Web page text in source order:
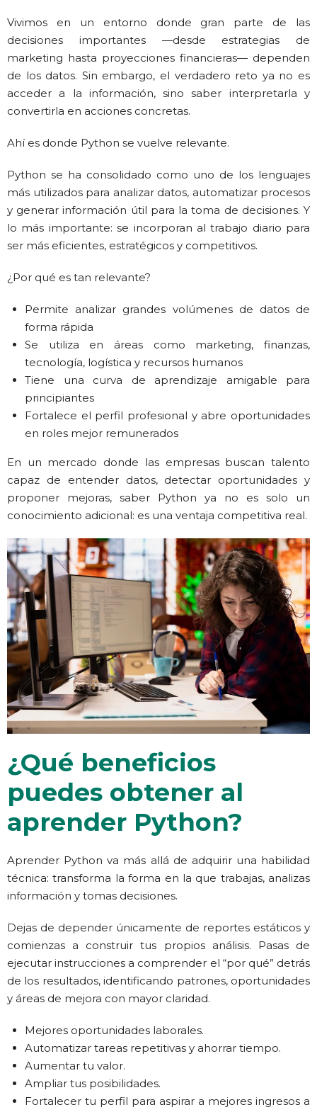
Vivimos en un entorno donde gran parte de las
decisiones importantes —desde estrategias de
marketing hasta proyecciones financieras— dependen
de los datos. Sin embargo, el verdadero reto ya no es
acceder a la información, sino saber interpretarla y
convertirla en acciones concretas.
Ahí es donde Python se vuelve relevante.
Python se ha consolidado como uno de los lenguajes
más utilizados para analizar datos, automatizar procesos
y generar información útil para la toma de decisiones. Y
lo más importante: se incorporan al trabajo diario para
ser más eficientes, estratégicos y competitivos.
¿Por qué es tan relevante?
Permite analizar grandes volúmenes de datos de
forma rápida
Se utiliza en áreas como marketing, finanzas,
tecnología, logística y recursos humanos
Tiene una curva de aprendizaje amigable para
principiantes
Fortalece el perfil profesional y abre oportunidades
en roles mejor remunerados
En un mercado donde las empresas buscan talento
capaz de entender datos, detectar oportunidades y
proponer mejoras, saber Python ya no es solo un
conocimiento adicional: es una ventaja competitiva real.
¿Qué beneficios
puedes obtener al
aprender Python?
Aprender Python va más allá de adquirir una habilidad
técnica: transforma la forma en la que trabajas, analizas
información y tomas decisiones.
Dejas de depender únicamente de reportes estáticos y
comienzas a construir tus propios análisis. Pasas de
ejecutar instrucciones a comprender el “por qué” detrás
de los resultados, identificando patrones, oportunidades
y áreas de mejora con mayor claridad.
Mejores oportunidades laborales.
Automatizar tareas repetitivas y ahorrar tiempo.
Aumentar tu valor.
Ampliar tus posibilidades.
Fortalecer tu perfil para aspirar a mejores ingresos a